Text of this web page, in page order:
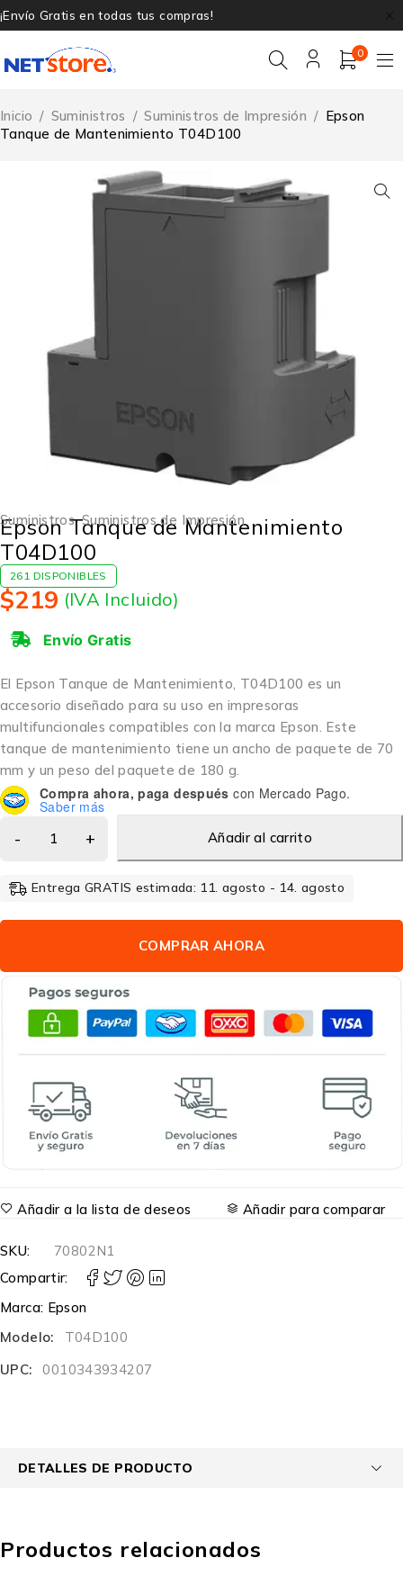
¡Envío Gratis en todas tus compras!
0
Inicio / Suministros / Suministros de Impresión / Epson
Tanque de Mantenimiento T04D100
Suministros,Suministros de Impresión
Epson Tanque de Mantenimiento
T04D100
261 DISPONIBLES
$219 (IVA Incluido)
Envío Gratis
El Epson Tanque de Mantenimiento, T04D100 es un
accesorio diseñado para su uso en impresoras
multifuncionales compatibles con la marca Epson. Este
tanque de mantenimiento tiene un ancho de paquete de 70
mm y un peso del paquete de 180 g.
Compra ahora, paga después con Mercado Pago.
Saber más
Añadir al carrito
Entrega GRATIS estimada: 11. agosto - 14. agosto
COMPRAR AHORA
Añadir a la lista de deseos Añadir para comparar
SKU:
70802N1
Compartir:
Marca: Epson
Modelo:
T04D100
UPC:
0010343934207
DETALLES DE PRODUCTO
Productos relacionados